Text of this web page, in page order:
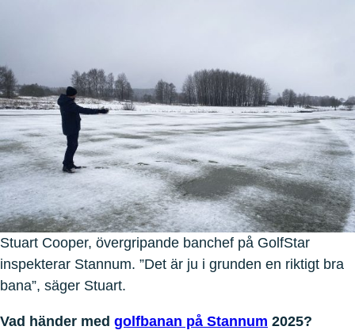
Stuart Cooper, övergripande banchef på GolfStar
inspekterar Stannum. ”Det är ju i grunden en riktigt bra
bana”, säger Stuart.
Vad händer med golfbanan på Stannum 2025?